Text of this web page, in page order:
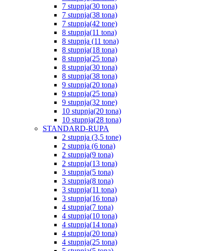
7 stupnja(30 tona)
7 stupnja(38 tona)
7 stupnja(42 tone)
8 stupnja(11 tona)
8 stupnja (11 tona)
8 stupnja(18 tona)
8 stupnja(25 tona)
8 stupnja(30 tona)
8 stupnja(38 tona)
9 stupnja(20 tona)
9 stupnja(25 tona)
9 stupnja(32 tone)
10 stupnja(20 tona)
10 stupnja(28 tona)
STANDARD-RUPA
2 stupnja (3,5 tone)
2 stupnja (6 tona)
2 stupnja(9 tona)
2 stupnja(13 tona)
3 stupnja(5 tona)
3 stupnja(8 tona)
3 stupnja(11 tona)
3 stupnja(16 tona)
4 stupnja(7 tona)
4 stupnja(10 tona)
4 stupnja(14 tona)
4 stupnja(20 tona)
4 stupnja(25 tona)